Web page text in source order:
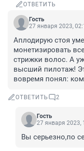
ОТВЕТИТЬ
Гость
27 января 2023,
Аплодирую стоя
монетизировать
стрижки волос. А
высший пилотаж!
вовремя понял:
ОТВЕТИТЬ 2
Гость
27 января 2023,
Вы серьезно,по